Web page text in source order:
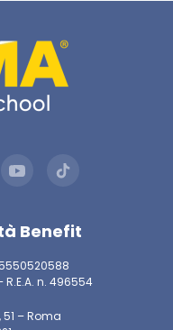
Benefit
n. 496554
– Roma